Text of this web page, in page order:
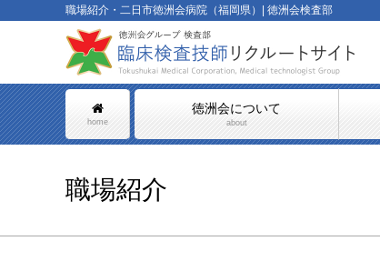
職場紹介・二日市徳洲会病院（福岡県）| 徳洲会検査部
home
徳洲会について
about
職場紹介